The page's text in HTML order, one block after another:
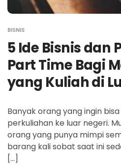
BISNIS
5 Ide Bisnis dan
Part Time Bagi
yang Kuliah di
Banyak orang yang ingin
perkuliahan ke luar negeri.
orang yang punya mimpi
barang kali sobat saat ini
[…]